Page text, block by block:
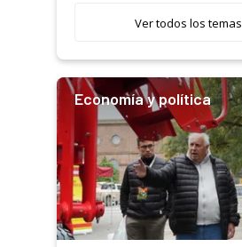
Ver todos los temas
Economía y política